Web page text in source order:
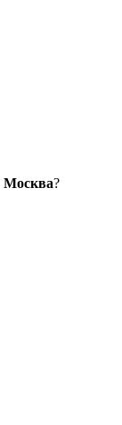
Москва?